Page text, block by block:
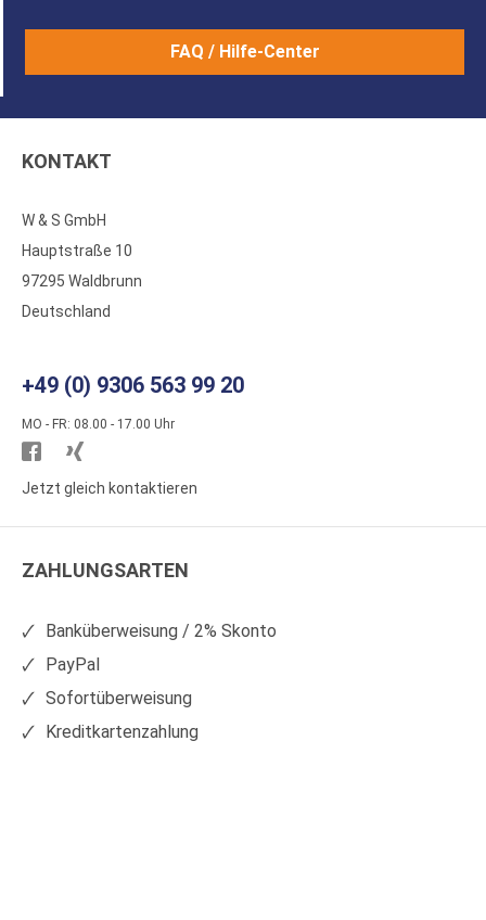
FAQ / Hilfe-Center
KONTAKT
W & S GmbH
Hauptstraße 10
97295 Waldbrunn
Deutschland
+49 (0) 9306 563 99 20
MO - FR: 08.00 - 17.00 Uhr
Besuchen
Sie
auf
Sie
auf
Jetzt gleich kontaktieren
ZAHLUNGSARTEN
Banküberweisung / 2% Skonto
PayPal
Sofortüberweisung
Kreditkartenzahlung